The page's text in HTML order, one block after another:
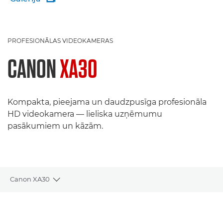
PROFESIONĀLAS VIDEOKAMERAS
CANONXA30
Kompakta, pieejama un daudzpusīga profesionāla
HD videokamera — lieliska uzņēmumu
pasākumiem un kāzām.
Canon XA30
Toggle breadcrumbs